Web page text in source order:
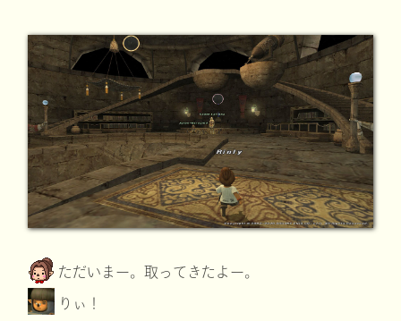
ただいまー。取ってきたよー。
りぃ！